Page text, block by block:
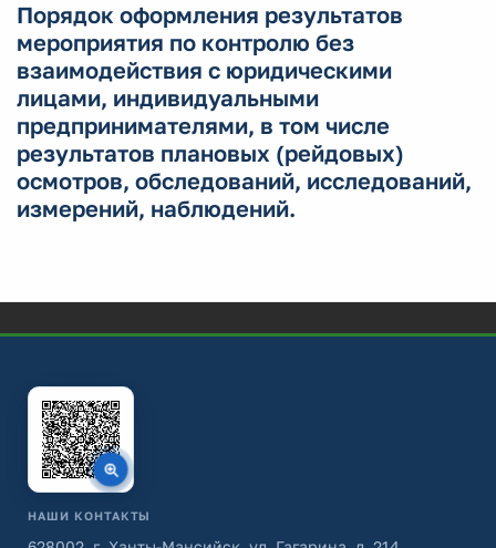
Порядок оформления результатов
мероприятия по контролю без
взаимодействия с юридическими
лицами, индивидуальными
предпринимателями, в том числе
результатов плановых (рейдовых)
осмотров, обследований, исследований,
измерений, наблюдений.
НАШИ КОНТАКТЫ